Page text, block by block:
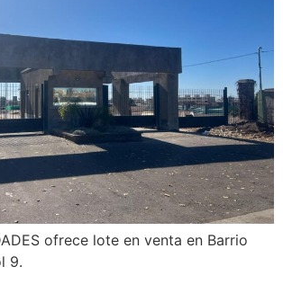
ofrece lote en venta en Barrio
9.